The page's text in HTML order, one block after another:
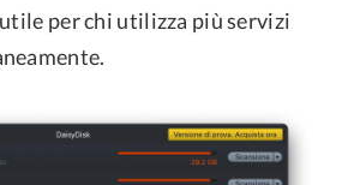
per chi utilizza più servizi